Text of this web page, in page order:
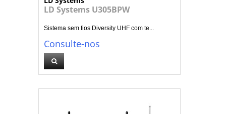
LD Systems U305BPW
Sistema sem fios Diversity UHF com te...
Consulte-nos